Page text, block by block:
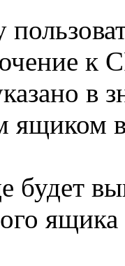
к
в
будет